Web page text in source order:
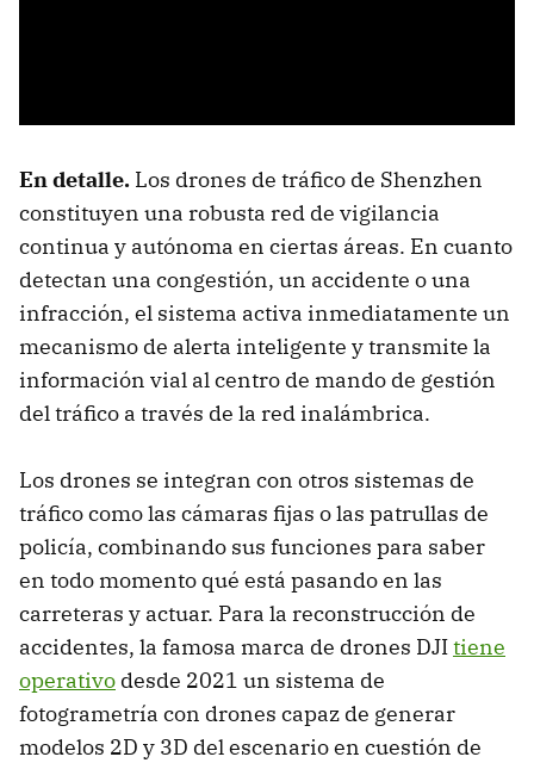
En detalle. Los drones de tráfico de Shenzhen
constituyen una robusta red de vigilancia
continua y autónoma en ciertas áreas. En cuanto
detectan una congestión, un accidente o una
infracción, el sistema activa inmediatamente un
mecanismo de alerta inteligente y transmite la
información vial al centro de mando de gestión
del tráfico a través de la red inalámbrica.
Los drones se integran con otros sistemas de
tráfico como las cámaras fijas o las patrullas de
policía, combinando sus funciones para saber
en todo momento qué está pasando en las
carreteras y actuar. Para la reconstrucción de
accidentes, la famosa marca de drones DJItiene
operativo desde 2021 un sistema de
fotogrametría con drones capaz de generar
modelos 2D y 3D del escenario en cuestión de